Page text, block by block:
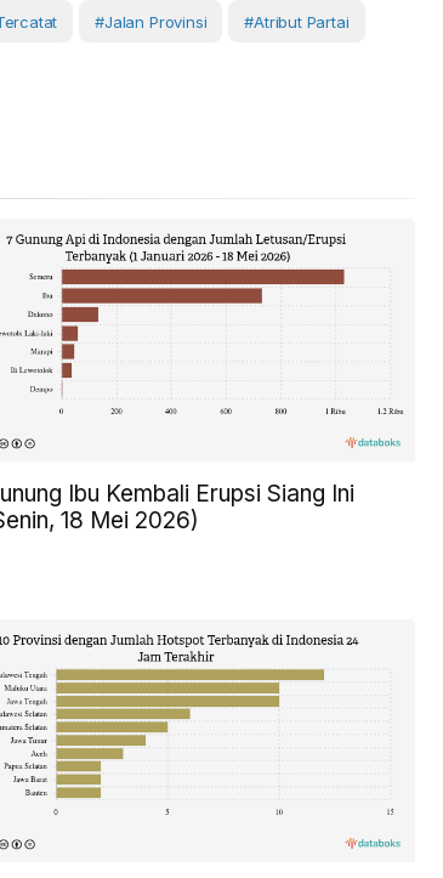
#Jalan Provinsi #atribut Partai
Ibu Kembali Erupsi Siang Ini
18 Mei 2026)